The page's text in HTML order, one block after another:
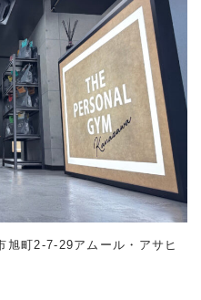
町2-7-29アムール・アサヒ